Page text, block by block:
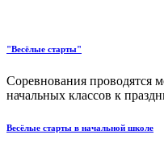
"Весёлые старты"
Соревнования проводятся
начальных классов к
Весёлые старты в начальной школе